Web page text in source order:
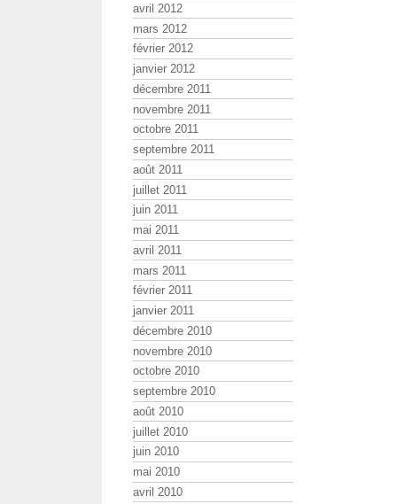
avril 2012
mars 2012
février 2012
janvier 2012
décembre 2011
novembre 2011
octobre 2011
septembre 2011
août 2011
juillet 2011
juin 2011
mai 2011
avril 2011
mars 2011
février 2011
janvier 2011
décembre 2010
novembre 2010
octobre 2010
septembre 2010
août 2010
juillet 2010
juin 2010
mai 2010
avril 2010